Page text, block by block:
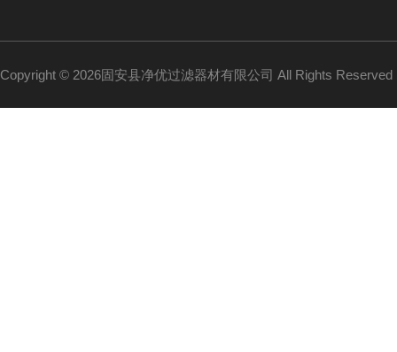
Copyright © 2026固安县净优过滤器材有限公司 All Rights